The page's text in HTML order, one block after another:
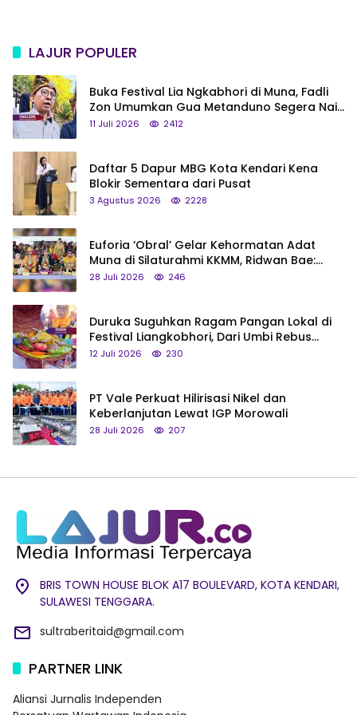
LAJUR POPULER
Buka Festival Lia Ngkabhori di Muna, Fadli
Zon Umumkan Gua Metanduno Segera Naik
Status Jadi Cagar Budaya Nasional
11 Juli 2026 2412
Daftar 5 Dapur MBG Kota Kendari Kena
Blokir Sementara dari Pusat
3 Agustus 2026 2228
Euforia ‘Obral’ Gelar Kehormatan Adat
Muna di Silaturahmi KKMM, Ridwan Bae:
Saya Bukan Tipe Begitu, Belum Pantas!
28 Juli 2026 246
Duruka Suguhkan Ragam Pangan Lokal di
Festival Liangkobhori, Dari Umbi Rebus
hingga Tumpeng Beras Muna
12 Juli 2026 230
PT Vale Perkuat Hilirisasi Nikel dan
Keberlanjutan Lewat IGP Morowali
28 Juli 2026 207
BRIS TOWN HOUSE BLOK A17 BOULEVARD, KOTA KENDARI,
SULAWESI TENGGARA.
sultraberitaid@gmail.com
PARTNER LINK
Aliansi Jurnalis Independen